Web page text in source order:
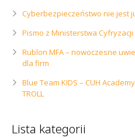
Cyberbezpieczeństwo nie jest
Pismo z Ministerstwa Cyfryzacji
Rublon MFA – nowoczesne
dla firm
Blue Team KIDS – CUH
TROLL
Lista kategorii